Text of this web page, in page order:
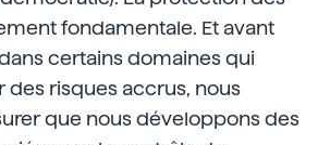
fondamentale. Et avant
certains domaines qui
des risques accrus, nous
que nous développons des